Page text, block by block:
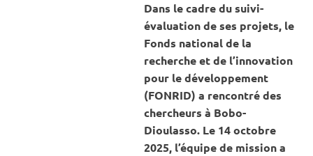
Dans le cadre du suivi-
évaluation de ses projets, le
Fonds national de la
recherche et de l’innovation
pour le développement
(FONRID) a rencontré des
chercheurs à Bobo-
Dioulasso. Le 14 octobre
2025, l’équipe de mission a